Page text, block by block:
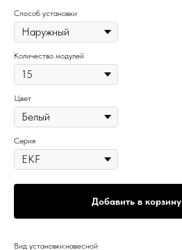
Способ установки
Количество модулей
Цвет
Серия
Добавить в корзину
Вид установки:навесной